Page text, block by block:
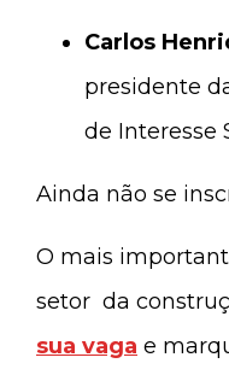
Carlos
presidente
de Interesse
Ainda não se
O mais
setor da
sua vaga e